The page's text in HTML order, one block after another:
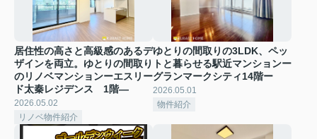
居住性の高さと高級感のあるデ
ザインを両立。ゆとりの間取り
のリノベマンションーエスリー
ド太秦レジデンス 1階―
2026.05.02
リノベ物件紹介
ゆとりの間取りの3LDK、ペッ
トと暮らせる駅近マンションー
グランマークシティ14階ー
2026.05.01
物件紹介